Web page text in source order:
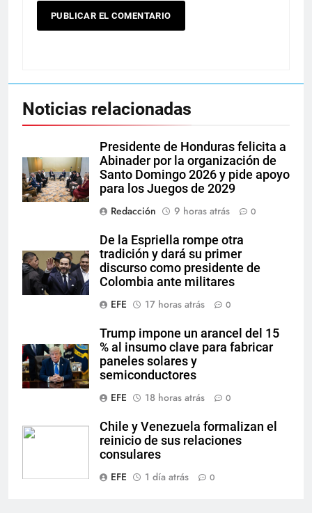
Noticias relacionadas
Presidente de Honduras felicita a
Abinader por la organización de
Santo Domingo 2026 y pide apoyo
para los Juegos de 2029
Redacción
9 horas atrás 0
De la Espriella rompe otra
tradición y dará su primer
discurso como presidente de
Colombia ante militares
EFE
17 horas atrás 0
Trump impone un arancel del 15
% al insumo clave para fabricar
paneles solares y
semiconductores
EFE
18 horas atrás 0
Chile y Venezuela formalizan el
reinicio de sus relaciones
consulares
EFE
1 día atrás 0